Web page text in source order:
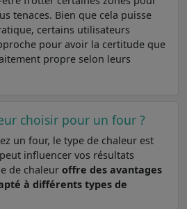
tenaces. Bien que cela puisse
certains utilisateurs
pour avoir la certitude que
propre selon leurs
choisir pour un four ?
un four, le type de chaleur est
influencer vos résultats
de chaleur offre des avantages
à différents types de